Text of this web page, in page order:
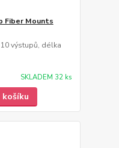
Fiber Mounts
výstupů, délka
SKLADEM 32 ks